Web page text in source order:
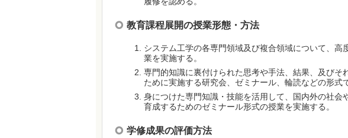
教育課程展開の授業形態・方法
システム工学の各専門領域及び複合領域について、
業を実施する。
専門的知識に裏付けられた思考や手法、結果、及び
ために実施する研究会、ゼミナール、輪読などの形式
身につけた専門知識・技能を活用して、国内外の社
育成するためのゼミナール形式の授業を実施する。
学修成果の評価方法